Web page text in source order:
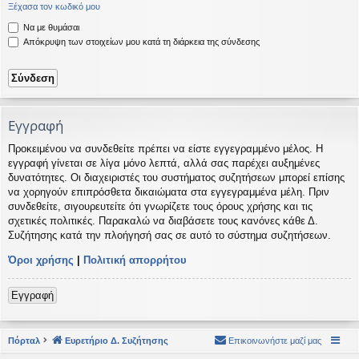
Ξέχασα τον κωδικό μου
Να με θυμάσαι
Απόκρυψη των στοιχείων μου κατά τη διάρκεια της σύνδεσης
Εγγραφή
Προκειμένου να συνδεθείτε πρέπει να είστε εγγεγραμμένο μέλος. Η
εγγραφή γίνεται σε λίγα μόνο λεπτά, αλλά σας παρέχει αυξημένες
δυνατότητες. Οι διαχειριστές του συστήματος συζητήσεων μπορεί επίσης
να χορηγούν επιπρόσθετα δικαιώματα στα εγγεγραμμένα μέλη. Πριν
συνδεθείτε, σιγουρευτείτε ότι γνωρίζετε τους όρους χρήσης και τις
σχετικές πολιτικές. Παρακαλώ να διαβάσετε τους κανόνες κάθε Δ.
Συζήτησης κατά την πλοήγησή σας σε αυτό το σύστημα συζητήσεων.
Όροι χρήσης | Πολιτική απορρήτου
Εγγραφή
Πόρταλ Ευρετήριο Δ. Συζήτησης Επικοινωνήστε μαζί μας